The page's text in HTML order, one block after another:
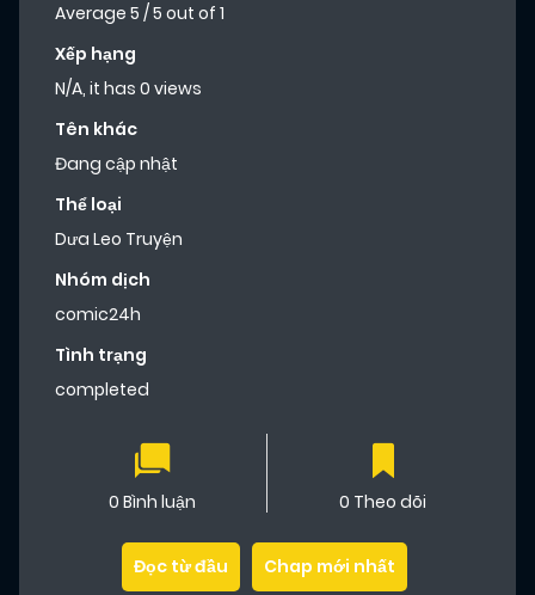
Average 5 /5 out of 1
Xếp hạng
N/A, it has 0 views
Tên khác
Đang cập nhật
Thể loại
Dưa Leo Truyện
Nhóm dịch
comic24h
Tình trạng
completed
0 Bình luận 0 Theo dõi
Đọc từ đầu Chap mới nhất